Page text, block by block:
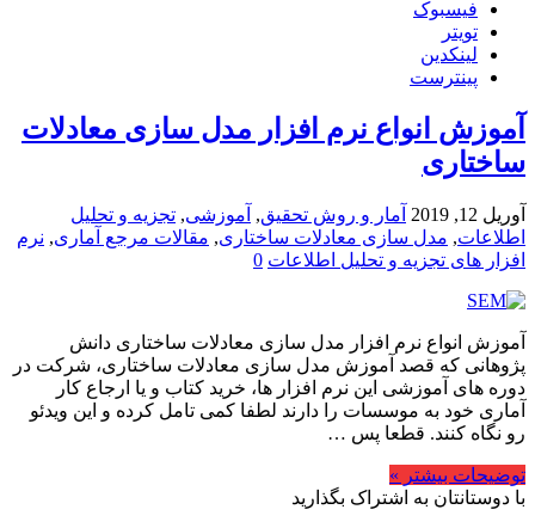
فیسبوک
تویتر
لینکدین
پینترست
آموزش انواع نرم افزار مدل سازی معادلات
ساختاری
آوریل 12, 2019 آمار و روش تحقیق, آموزشی, تجزیه و تحلیل
اطلاعات, مدل سازی معادلات ساختاری, مقالات مرجع آماری, نرم
افزار های تجزیه و تحلیل اطلاعات 0
آموزش انواع نرم افزار مدل سازی معادلات ساختاری دانش
پژوهانی که قصد آموزش مدل سازی معادلات ساختاری، شرکت در
دوره های آموزشی این نرم افزار ها، خرید کتاب و یا ارجاع کار
آماری خود به موسسات را دارند لطفا کمی تامل کرده و این ویدئو
رو نگاه کنند. قطعا پس …
توضیحات بیشتر »
با دوستانتان به اشتراک بگذارید